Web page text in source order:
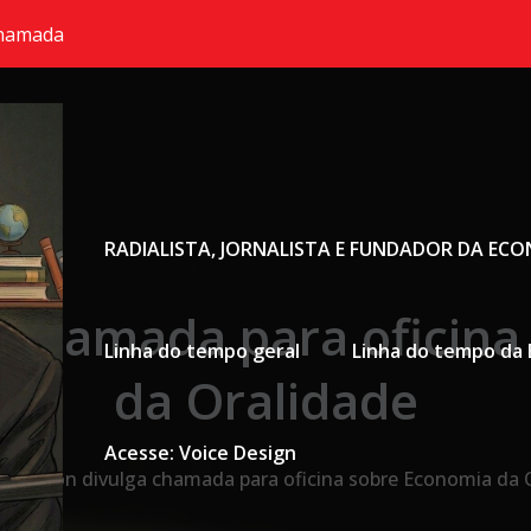
RADIALISTA, JORNALISTA E FUNDADOR DA
Linha do tempo geral Linha do tempo da
Acesse: Voice Design
para
da Oralidade
Cofecon divulga chamada para oficina sobre Economia da